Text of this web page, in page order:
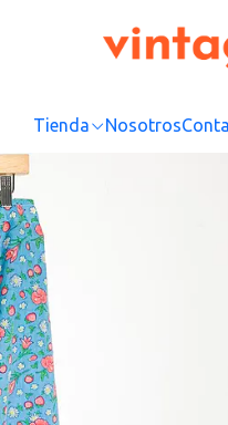
Tienda Nosotros